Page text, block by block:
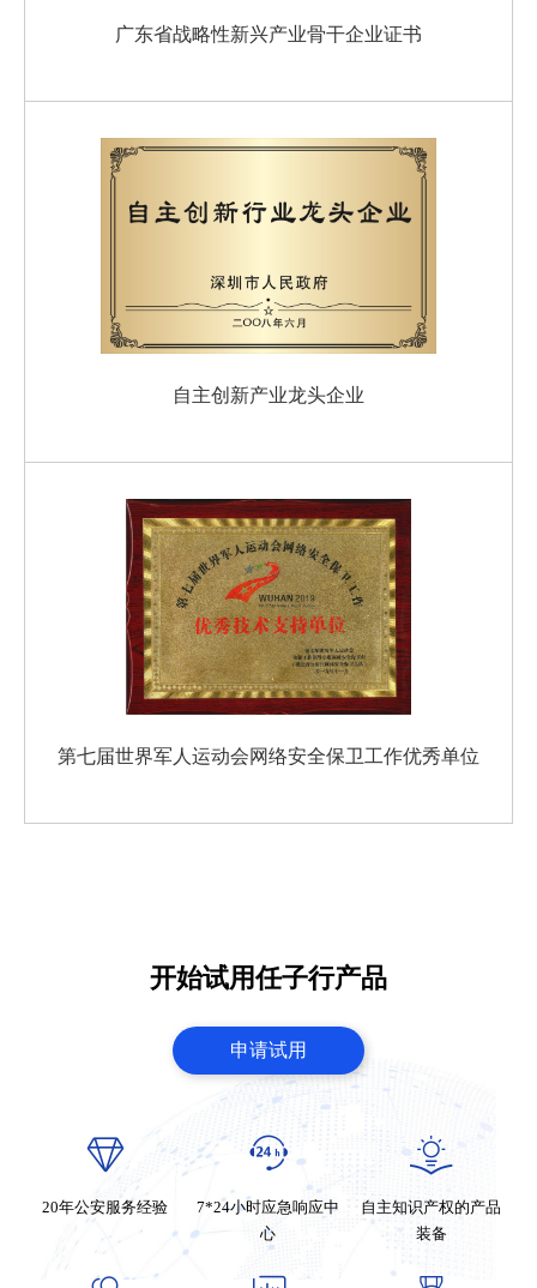
广东省战略性新兴产业骨干企业证书
自主创新产业龙头企业
第七届世界军人运动会网络安全保卫工作优秀单位
开始试用任子行产品
申请试用
20年公安服务经验
7*24小时应急响应中
心
自主知识产权的产品
装备